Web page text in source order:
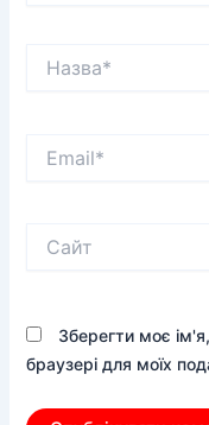
Зберегти моє
браузері для моїх